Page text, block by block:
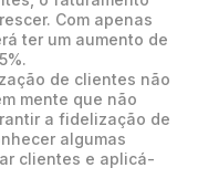
Com apenas
ter um aumento de
de clientes não
mente que não
a fidelização de
algumas
clientes e aplicá-